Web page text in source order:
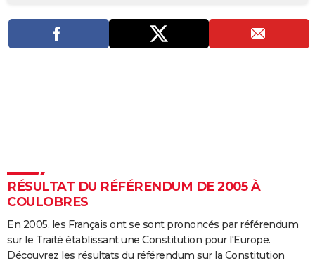
PHOTO
GUIDES D'ACHAT
COPAINS D'AVANT
FORUM
RÉSULTAT DU RÉFÉRENDUM DE 2005 À
COULOBRES
En 2005, les Français ont se sont prononcés par référendum
sur le Traité établissant une Constitution pour l'Europe.
Découvrez les résultats du référendum sur la Constitution